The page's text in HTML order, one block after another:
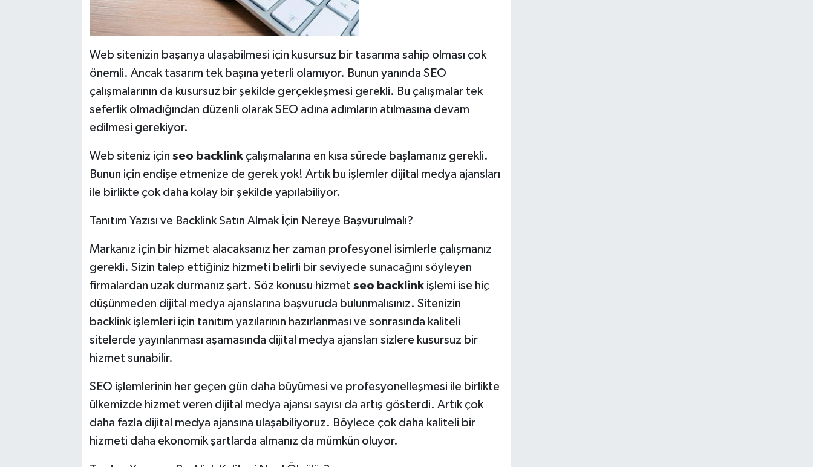
Web sitenizin başarıya ulaşabilmesi için kusursuz bir tasarıma sahip olması çok
önemli. Ancak tasarım tek başına yeterli olamıyor. Bunun yanında SEO
çalışmalarının da kusursuz bir şekilde gerçekleşmesi gerekli. Bu çalışmalar tek
seferlik olmadığından düzenli olarak SEO adına adımların atılmasına devam
edilmesi gerekiyor.
Web siteniz için seo backlink çalışmalarına en kısa sürede başlamanız gerekli.
Bunun için endişe etmenize de gerek yok! Artık bu işlemler dijital medya ajansları
ile birlikte çok daha kolay bir şekilde yapılabiliyor.
Tanıtım Yazısı ve Backlink Satın Almak İçin Nereye Başvurulmalı?
Markanız için bir hizmet alacaksanız her zaman profesyonel isimlerle çalışmanız
gerekli. Sizin talep ettiğiniz hizmeti belirli bir seviyede sunacağını söyleyen
firmalardan uzak durmanız şart. Söz konusu hizmet seo backlink işlemi ise hiç
düşünmeden dijital medya ajanslarına başvuruda bulunmalısınız. Sitenizin
backlink işlemleri için tanıtım yazılarının hazırlanması ve sonrasında kaliteli
sitelerde yayınlanması aşamasında dijital medya ajansları sizlere kusursuz bir
hizmet sunabilir.
SEO işlemlerinin her geçen gün daha büyümesi ve profesyonelleşmesi ile birlikte
ülkemizde hizmet veren dijital medya ajansı sayısı da artış gösterdi. Artık çok
daha fazla dijital medya ajansına ulaşabiliyoruz. Böylece çok daha kaliteli bir
hizmeti daha ekonomik şartlarda almanız da mümkün oluyor.